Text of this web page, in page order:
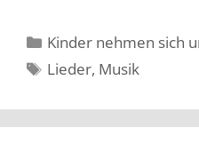
Kinder nehmen sich
Lieder, Musik